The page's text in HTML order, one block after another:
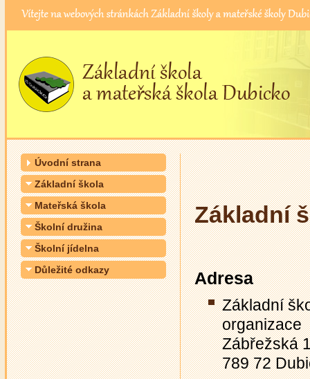
Úvodní strana
Základní škola
Mateřská škola
Školní družina
Školní jídelna
Důležité odkazy
Základní
Adresa
Základní
organizace
Zábřežská
789 72